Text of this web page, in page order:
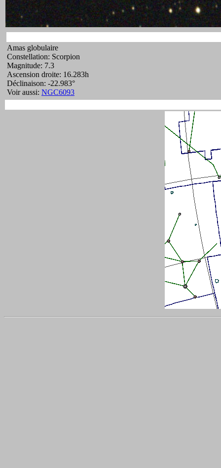
Amas globulaire
Constellation: Scorpion
Magnitude: 7.3
Ascension droite: 16.283h
Déclinaison: -22.983°
Voir aussi: NGC6093